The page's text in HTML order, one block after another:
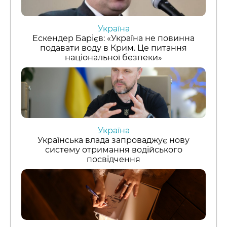
Україна
Ескендер Барієв: «Україна не повинна
подавати воду в Крим. Це питання
національної безпеки»
Україна
Українська влада запроваджує нову
систему отримання водійського
посвідчення